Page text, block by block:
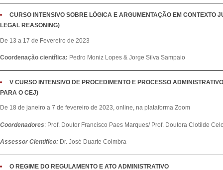
CURSO INTENSIVO SOBRE LÓGICA E ARGUMENTAÇÃO EM CONTEXTO
LEGAL REASONING)
De 13 a 17 de Fevereiro de 2023
Coordenação científica: Pedro Moniz Lopes & Jorge Silva Sampaio
V CURSO INTENSIVO DE PROCEDIMENTO E PROCESSO
PARA O CEJ)
De 18 de janeiro a 7 de fevereiro de 2023, online, na plataforma Zoom
Coordenadores: Prof. Doutor Francisco Paes Marques/ Prof. Doutora Clotilde
Assessor Científico: Dr. José Duarte Coimbra
O REGIME DO REGULAMENTO E ATO ADMINISTRATIVO